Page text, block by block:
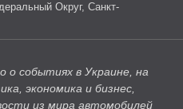
Округ, Санкт-
о событиях в Украине, на
экономика и бизнес,
из мира автомобилей